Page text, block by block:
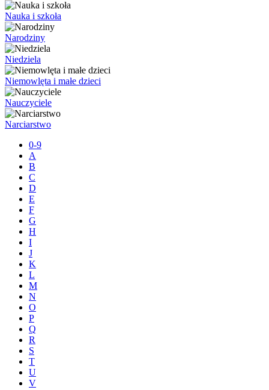
Nauka i szkoła
Narodziny
Niedziela
Niemowlęta i małe dzieci
Nauczyciele
Narciarstwo
0-9
A
B
C
D
E
F
G
H
I
J
K
L
M
N
O
P
Q
R
S
T
U
V